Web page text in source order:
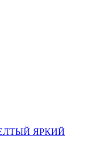
ЖЕЛТЫЙ ЯРКИЙ